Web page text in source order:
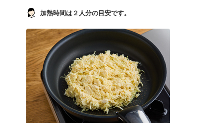
加熱時間は２人分の目安です。